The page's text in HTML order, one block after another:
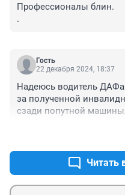
Профессионалы блин.
.
Гость
22 декабря 2024, 18:37
Надеюсь водитель ДАФа
за полученной
сзади попутной
Читать